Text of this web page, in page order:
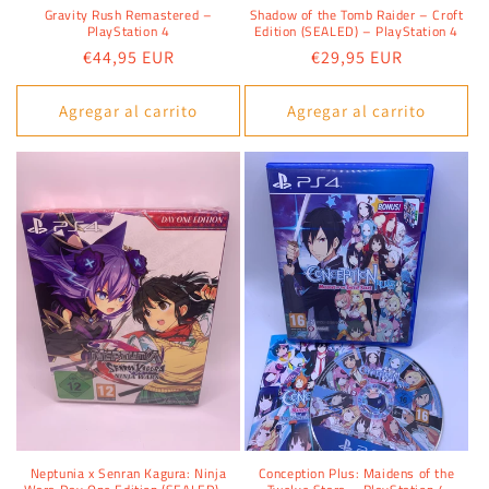
Gravity Rush Remastered –
PlayStation 4
Precio
habitual
€44,95 EUR
Agregar al carrito
Shadow of the Tomb Raider – Croft
Edition (SEALED) – PlayStation 4
Precio
habitual
€29,95 EUR
Agregar al carrito
Neptunia x Senran Kagura: Ninja Conception Plus: Maidens of the